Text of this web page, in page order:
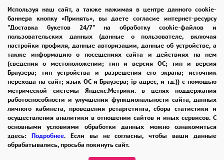
Используя наш сайт, а также нажимая в центре данного cookie-
баннера кнопку «Принять», вы даете согласие интернет-ресурсу
"Доставка букетов 24/7" на обработку cookie-файлов и
пользовательских данных (данные о пользователе, включая
настройки профиля, данные авторизации, данные об устройстве, а
также информацию о посещениях сайта и действиях на нем
(сведения о местоположении; тип и версия ОС; тип и версия
Браузера; тип устройства и разрешения его экрана; источник
перехода на сайт; язык ОС и Браузера; ip-адрес, и тд.)) с помощью
метрической системы Яндекс.Метрики. в целях поддержания
работоспособности и улучшения функциональности сайта, данных
личного кабинета, проведения ретаргетинга, сбора статистики и
осуществления аналитики в отношении сайтов и иных сервисов. С
основными условиями обработки данных можно ознакомиться
здесь: Подробнее. Если вы не согласны, чтобы ваши данные
обрабатывались, просьба покинуть сайт.
ПОМОЩЬ ОПЛАТА
ДОСТАВКА
ГАРАНТИИ
КУПОН
ВОЗВРАТ
ОТЗЫВЫ
РЕКОМЕНДАЦИИ
КОНТАКТЫ
8 965 242-37-47